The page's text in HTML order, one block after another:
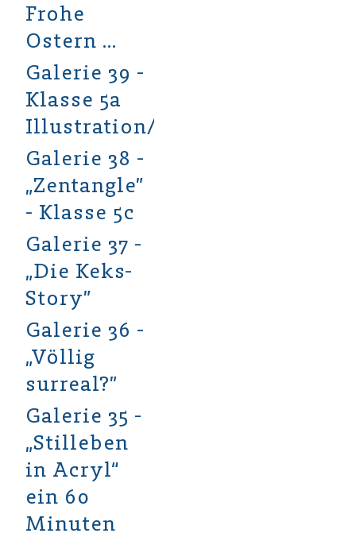
Frohe
Ostern …
Galerie 39 -
Klasse 5a
Illustration/Aquarell
Galerie 38 -
„Zentangle”
- Klasse 5c
Galerie 37 -
„Die Keks-
Story”
Galerie 36 -
„Völlig
surreal?”
Galerie 35 -
„Stilleben
in Acryl“
ein 60
Minuten